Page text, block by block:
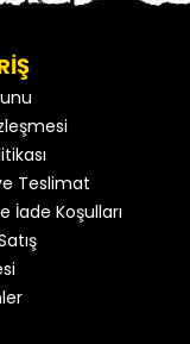
Teslimat
İade Koşulları